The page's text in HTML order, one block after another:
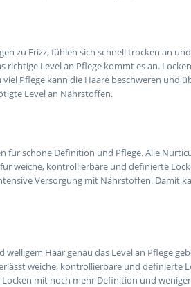
zu Frizz, fühlen sich schnell trocken an
Level an Pflege kommt es an.
Pflege kann die Haare beschweren und
Level an Nährstoffen.
für schöne Definition und Pflege. Alle
weiche, kontrollierbare und definierte
Versorgung mit Nährstoffen. Damit
Haar genau das Level an Pflege
weiche, kontrollierbare und definierte
mit noch mehr Definition und